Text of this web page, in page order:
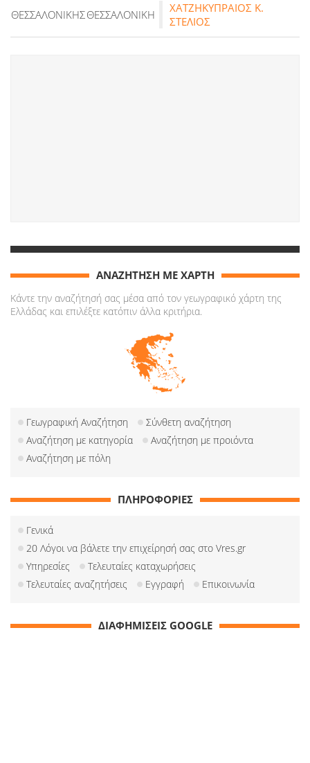
ΘΕΣΣΑΛΟΝΙΚΗΣΘΕΣΣΑΛΟΝΙΚΗ
ΧΑΤΖΗΚΥΠΡΑΙΟΣ Κ.
ΣΤΕΛΙΟΣ
ΑΝΑΖΗΤΗΣΗ ΜΕ ΧΑΡΤΗ
Κάντε την αναζήτησή σας μέσα από τον γεωγραφικό χάρτη της
Ελλάδας και επιλέξτε κατόπιν άλλα κριτήρια.
Γεωγραφική Αναζήτηση
Σύνθετη αναζήτηση
Αναζήτηση με κατηγορία
Αναζήτηση με προιόντα
Αναζήτηση με πόλη
ΠΛΗΡΟΦΟΡΙΕΣ
Γενικά
20 Λόγοι να βάλετε την επιχείρησή σας στο Vres.gr
Υπηρεσίες
Τελευταίες καταχωρήσεις
Τελευταίες αναζητήσεις
Εγγραφή Επικοινωνία
ΔΙΑΦΗΜΙΣΕΙΣ GOOGLE